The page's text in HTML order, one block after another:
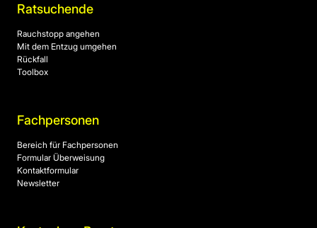
Ratsuchende
Rauchstopp angehen
Mit dem Entzug umgehen
Rückfall
Toolbox
Fachpersonen
Bereich für Fachpersonen
Formular Überweisung
Kontaktformular
Newsletter